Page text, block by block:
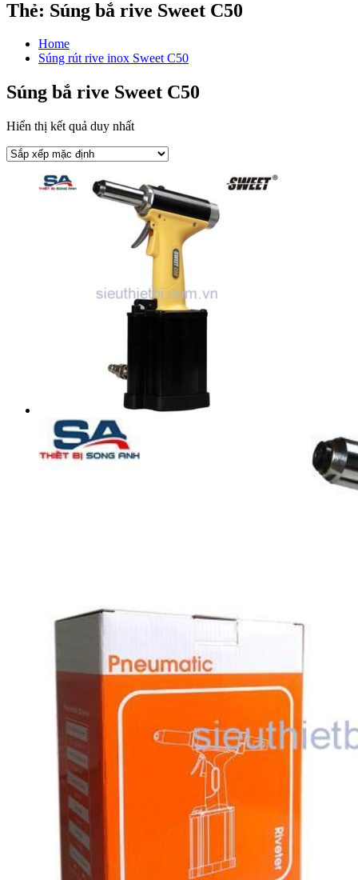
Thẻ: Súng bắ rive Sweet C50
Home
Súng rút rive inox Sweet C50
Súng bắ rive Sweet C50
Hiển thị kết quả duy nhất